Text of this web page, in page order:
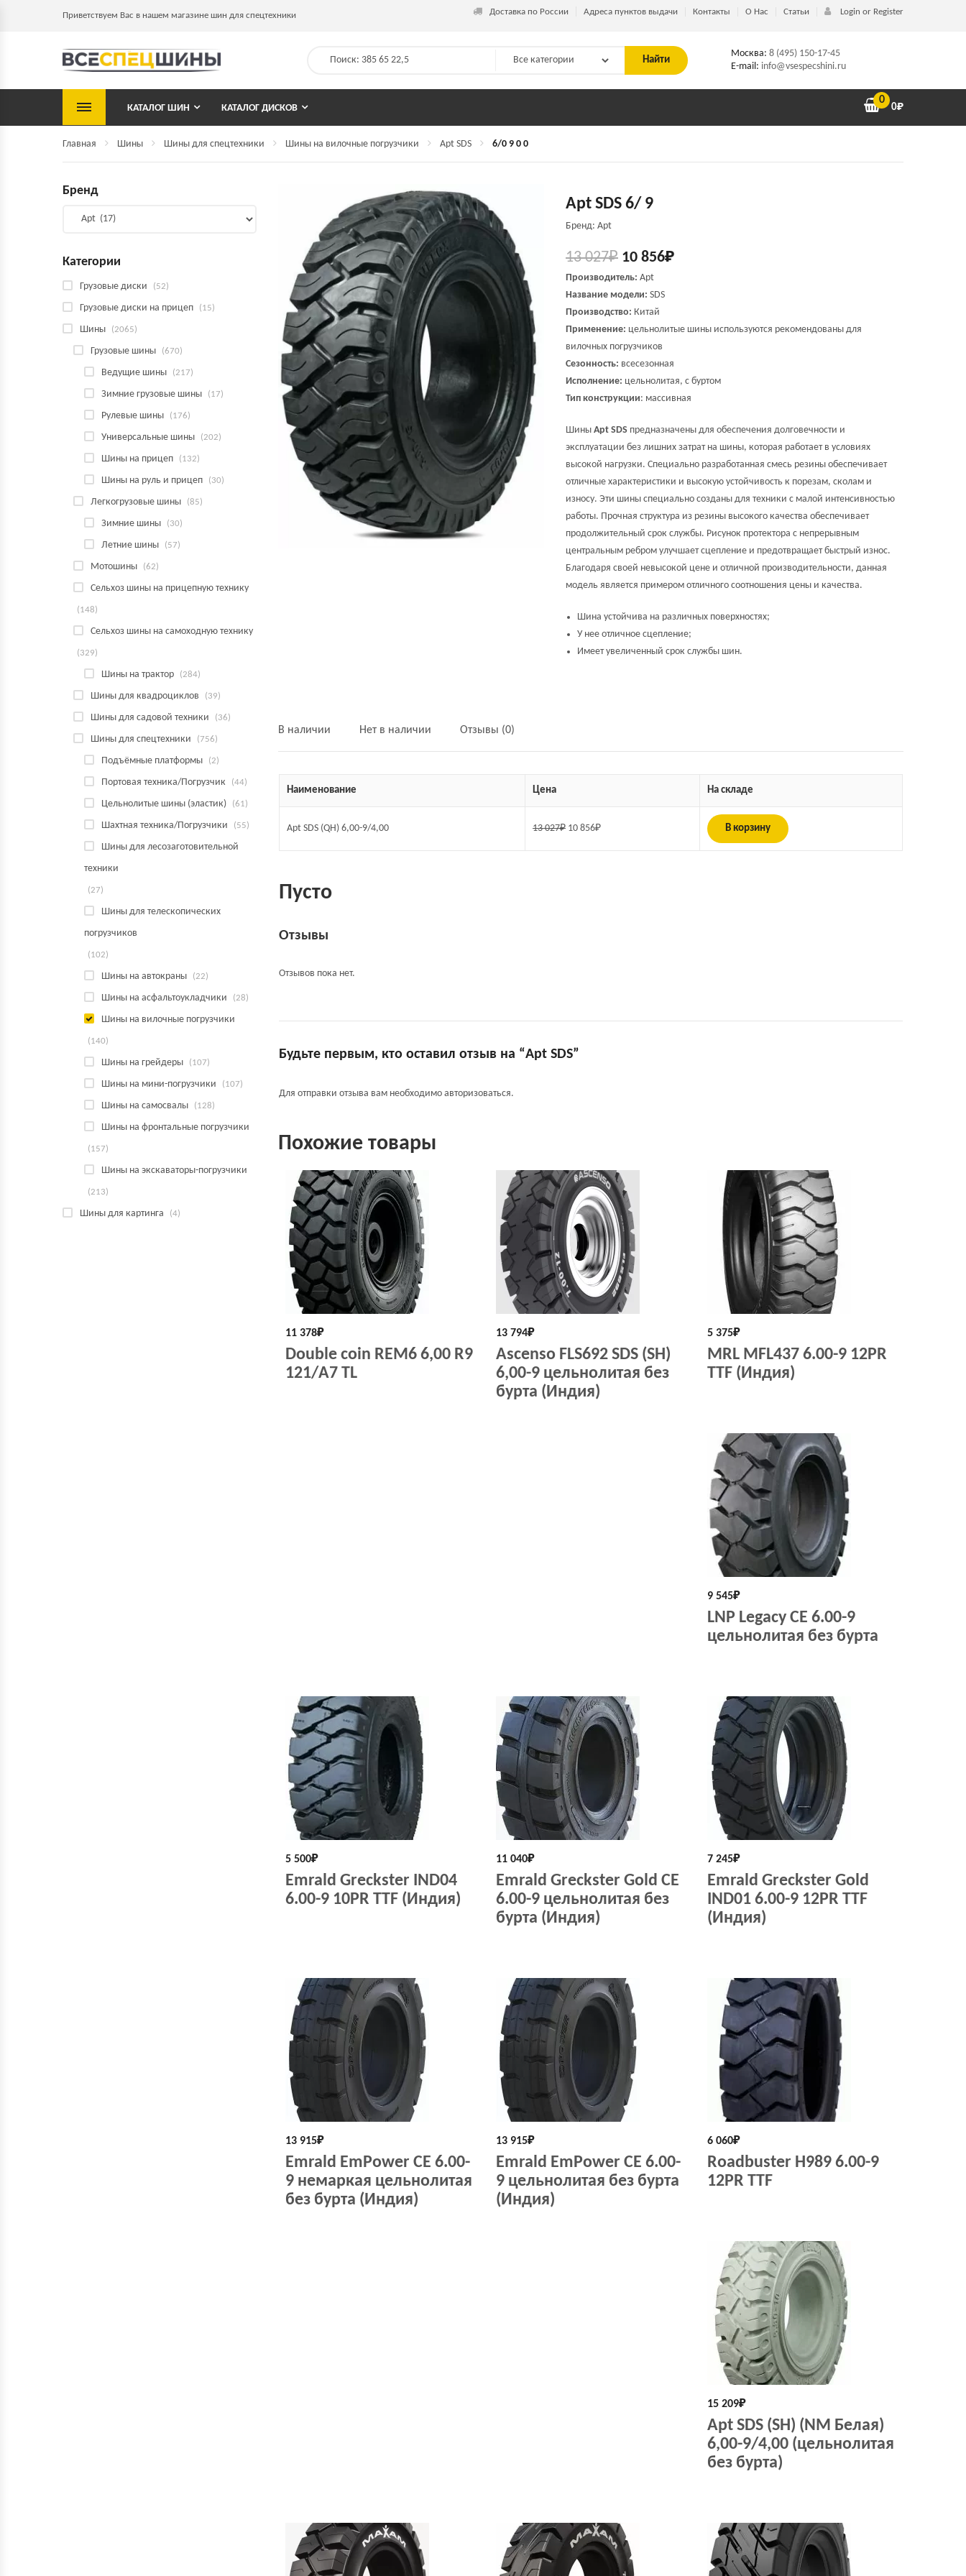
Приветствуем Вас в нашем магазине шин для спецтехники Доставка по России Адреса пунктов выдачи Контакты О Нас Статьи Login or Register
Найти
Москва: 8 (495) 150-17-45
E-mail: info@vsespecshini.ru
КАТАЛОГ ШИН КАТАЛОГ ДИСКОВ
0
0₽
Главная Шины Шины для спецтехники Шины на вилочные погрузчики Apt SDS 6/0 9 0 0
Apt SDS 6/ 9
Бренд: Apt
13 027₽ 10 856₽
Производитель: Apt
Название модели: SDS
Производство: Китай
Применение: цельнолитые шины используются рекомендованы для
вилочных погрузчиков
Сезонность: всесезонная
Исполнение: цельнолитая, с буртом
Тип конструкции: массивная
Шины Apt SDS предназначены для обеспечения долговечности и
эксплуатации без лишних затрат на шины, которая работает в условиях
высокой нагрузки. Специально разработанная смесь резины обеспечивает
отличные характеристики и высокую устойчивость к порезам, сколам и
износу. Эти шины специально созданы для техники с малой интенсивностью
работы. Прочная структура из резины высокого качества обеспечивает
продолжительный срок службы. Рисунок протектора с непрерывным
центральным ребром улучшает сцепление и предотвращает быстрый износ.
Благодаря своей невысокой цене и отличной производительности, данная
модель является примером отличного соотношения цены и качества.
Шина устойчива на различных поверхностях;
У нее отличное сцепление;
Имеет увеличенный срок службы шин.
В наличии Нет в наличии Отзывы (0)
Наименование Цена На складе
Apt SDS (QH) 6,00-9/4,00 13 027₽ 10 856₽ В корзину
Пусто
Отзывы
Отзывов пока нет.
Будьте первым, кто оставил отзыв на “Apt SDS”
Для отправки отзыва вам необходимо авторизоваться.
Похожие товары
11 378₽
Double coin REM6 6,00 R9
121/А7 TL
13 794₽
Ascenso FLS692 SDS (SH)
6,00-9 цельнолитая без
бурта (Индия)
5 375₽
MRL MFL437 6.00-9 12PR
TTF (Индия)
9 545₽
LNP Legacy СЕ 6.00-9
цельнолитая без бурта
5 500₽
Emrald Greckster IND04
6.00-9 10PR TTF (Индия)
11 040₽
Emrald Greckster Gold СЕ
6.00-9 цельнолитая без
бурта (Индия)
7 245₽
Emrald Greckster Gold
IND01 6.00-9 12PR TTF
(Индия)
13 915₽
Emrald EmPower СЕ 6.00-
9 немаркая цельнолитая
без бурта (Индия)
13 915₽
Emrald EmPower СЕ 6.00-
9 цельнолитая без бурта
(Индия)
6 060₽
Roadbuster H989 6.00-9
12PR TTF
15 209₽
Apt SDS (SH) (NM Белая)
6,00-9/4,00 (цельнолитая
без бурта)
Бренд
Категории
Грузовые диски (52)
Грузовые диски на прицеп (15)
Шины (2065)
Грузовые шины (670)
Ведущие шины (217)
Зимние грузовые шины (17)
Рулевые шины (176)
Универсальные шины (202)
Шины на прицеп (132)
Шины на руль и прицеп (30)
Легкогрузовые шины (85)
Зимние шины (30)
Летние шины (57)
Мотошины (62)
Сельхоз шины на прицепную технику
(148)
Сельхоз шины на самоходную технику
(329)
Шины на трактор (284)
Шины для квадроциклов (39)
Шины для садовой техники (36)
Шины для спецтехники (756)
Подъёмные платформы (2)
Портовая техника/Погрузчик (44)
Цельнолитые шины (эластик) (61)
Шахтная техника/Погрузчики (55)
Шины для лесозаготовительной
техники
(27)
Шины для телескопических
погрузчиков
(102)
Шины на автокраны (22)
Шины на асфальтоукладчики (28)
Шины на вилочные погрузчики
(140)
Шины на грейдеры (107)
Шины на мини-погрузчики (107)
Шины на самосвалы (128)
Шины на фронтальные погрузчики
(157)
Шины на экскаваторы-погрузчики
(213)
Шины для картинга (4)